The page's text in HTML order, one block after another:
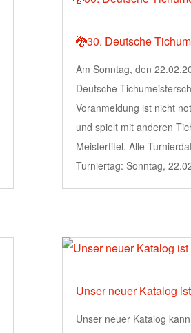
🐉30. Deutsche
Am Sonntag, den
Deutsche
Voranmeldung ist nicht
und spielt mit anderen
Meistertitel. Alle
Turniertag: Sonntag,
Unser neuer Katalog
Unser neuer Katalog